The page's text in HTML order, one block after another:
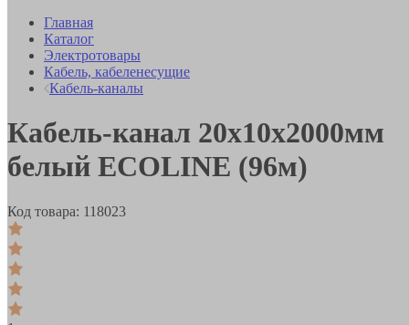
Главная
Каталог
Электротовары
Кабель, кабеленесущие
Кабель-каналы
Кабель-канал 20х10х2000мм
белый ECOLINE (96м)
Код товара: 118023